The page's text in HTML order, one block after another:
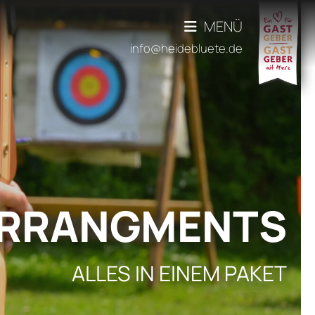
MENÜ
info@heidebluete.de
ALLES IN EINEM PAKET